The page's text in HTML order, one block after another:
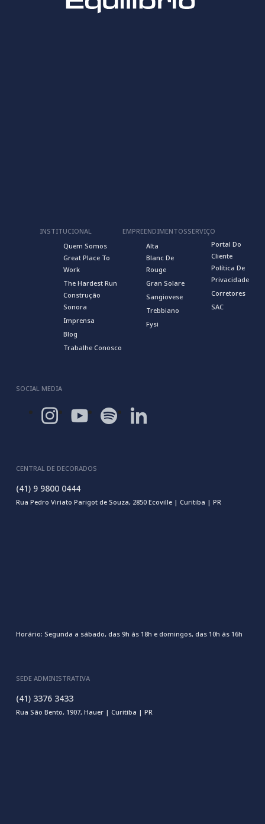
INSTITUCIONAL
Quem Somos
Great Place To
Work
The Hardest Run
Construção
Sonora
Imprensa
Blog
Trabalhe Conosco
EMPREENDIMENTOS
Alta
Blanc De
Rouge
Gran Solare
Sangiovese
Trebbiano
Fysi
SERVIÇO
Portal Do
Cliente
Política De
Privacidade
Corretores
SAC
SOCIAL MEDIA
CENTRAL DE DECORADOS
(41) 9 9800 0444
Rua Pedro Viriato Parigot de Souza, 2850 Ecoville | Curitiba | PR
Horário: Segunda a sábado, das 9h às 18h e domingos, das 10h às 16h
SEDE ADMINISTRATIVA
(41) 3376 3433
Rua São Bento, 1907, Hauer | Curitiba | PR